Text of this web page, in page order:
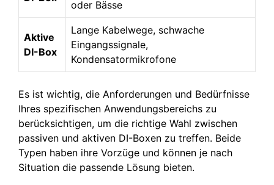
oder Bässe
Aktive
DI-Box
Lange Kabelwege, schwache
Eingangssignale,
Kondensatormikrofone
Es ist wichtig, die Anforderungen und Bedürfnisse
Ihres spezifischen Anwendungsbereichs zu
berücksichtigen, um die richtige Wahl zwischen
passiven und aktiven DI-Boxen zu treffen. Beide
Typen haben ihre Vorzüge und können je nach
Situation die passende Lösung bieten.